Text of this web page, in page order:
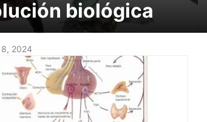
biológica
2024